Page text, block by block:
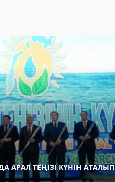
ТЕҢІЗІ КҮНІН АТАЛЫП